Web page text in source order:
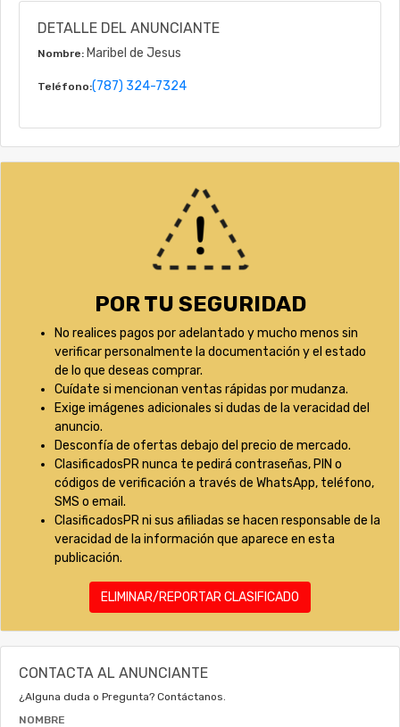
DETALLE DEL ANUNCIANTE
Nombre: Maribel de Jesus
Teléfono:(787) 324-7324
POR TU SEGURIDAD
No realices pagos por adelantado y mucho menos sin
verificar personalmente la documentación y el estado
de lo que deseas comprar.
Cuídate si mencionan ventas rápidas por mudanza.
Exige imágenes adicionales si dudas de la veracidad del
anuncio.
Desconfía de ofertas debajo del precio de mercado.
ClasificadosPR nunca te pedirá contraseñas, PIN o
códigos de verificación a través de WhatsApp, teléfono,
SMS o email.
ClasificadosPR ni sus afiliadas se hacen responsable de la
veracidad de la información que aparece en esta
publicación.
ELIMINAR/REPORTAR CLASIFICADO
CONTACTA AL ANUNCIANTE
¿Alguna duda o Pregunta? Contáctanos.
NOMBRE